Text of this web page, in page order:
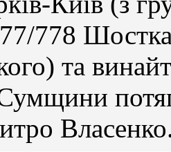
778
та